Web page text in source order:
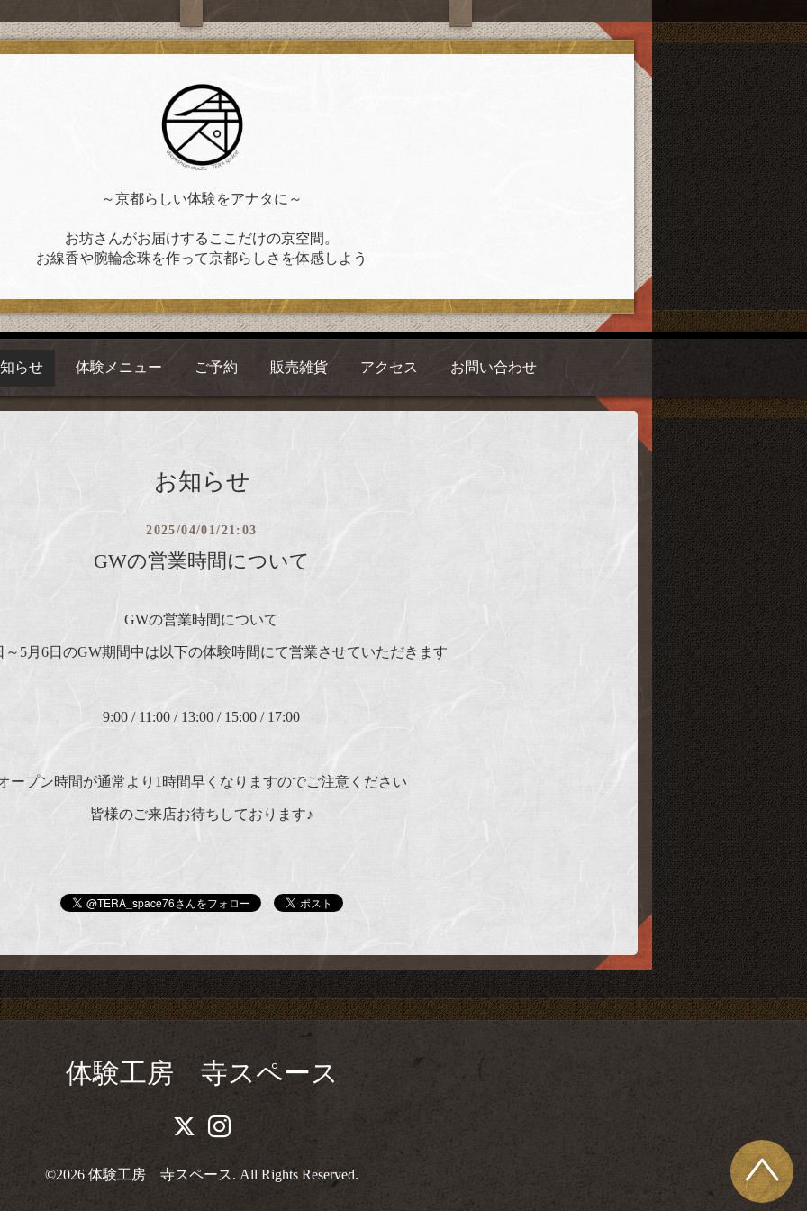
～京都らしい体験をアナタに～
お坊さんがお届けするここだけの京空間。
お線香や腕輪念珠を作って京都らしさを体感しよう
らせ 体験メニュー ご予約 販売雑貨 アクセス お問い合わせ
お知らせ
2025/04/01/21:03
GWの営業時間について
GWの営業時間について
～5月6日のGW期間中は以下の体験時間にて営業させていただきます
9:00 / 11:00 / 13:00 / 15:00 / 17:00
ープン時間が通常より1時間早くなりますのでご注意ください
皆様のご来店お待ちしております♪
体験工房 寺スペース
©2026 体験工房 寺スペース. All Rights Reserved.